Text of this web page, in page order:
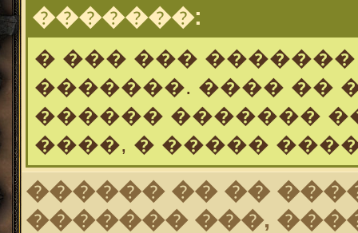
�������:
� ��� ���
�������. ���� ��
������ �������
����, � �����
������ �� ��
������� ���,